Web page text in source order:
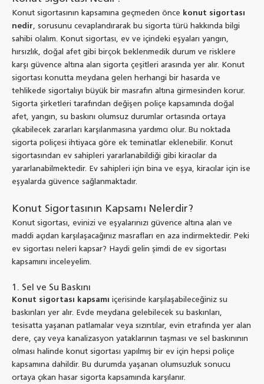
Konut sigortasının kapsamına geçmeden önce
konut sigortası
nedir, sorusunu cevaplandırarak bu sigorta türü hakkında bilgi
sahibi olalım. Konut sigortası, ev ve içindeki eşyaları yangın,
hırsızlık, doğal afet gibi birçok beklenmedik durum ve risklere
karşı güvence altına alan sigorta çeşitleri arasında yer alır. Konut
sigortası konutta meydana gelen herhangi bir hasarda ve
tehlikede sigortalıyı büyük bir masrafın altına girmesinden korur.
Sigorta şirketleri tarafından değişen poliçe kapsamında doğal
afet, yangın, su baskını olumsuz durumlar ortasında ortaya
çıkabilecek zararları karşılanmasına yardımcı olur. Bu noktada
sigorta poliçesi ihtiyaca göre ek teminatlar eklenebilir. Konut
sigortasından ev sahipleri yararlanabildiği gibi kiracılar da
yararlanabilmektedir. Ev sahipleri için bina ve eşya, kiracılar için ise
eşyalarda güvence sağlanmaktadır.
Konut Sigortasının Kapsamı Nelerdir?
Konut sigortası, evinizi ve eşyalarınızı güvence altına alan ve
maddi açıdan karşılaşacağınız masrafları en aza indirmektedir. Peki
ev sigortası neleri kapsar? Haydi gelin şimdi de ev sigortası
kapsamını inceleyelim.
1. Sel ve Su Baskını
Konut sigortası kapsamı içerisinde karşılaşabileceğiniz su
baskınları yer alır. Evde meydana gelebilecek su baskınları,
tesisatta yaşanan patlamalar veya sızıntılar, evin etrafında yer alan
dere, çay veya kanalizasyon yataklarının taşması ve sel baskınının
olması halinde konut sigortası yapılmış bir ev için hepsi poliçe
kapsamına dahildir. Bu durumda yaşanan olumsuzluk sonucu
ortaya çıkan hasar sigorta kapsamında karşılanır.